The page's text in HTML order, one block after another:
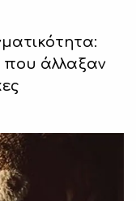
που άλλαξαν